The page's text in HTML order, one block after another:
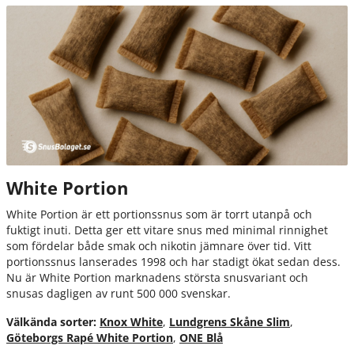
White Portion
White Portion är ett portionssnus som är torrt utanpå och
fuktigt inuti. Detta ger ett vitare snus med minimal rinnighet
som fördelar både smak och nikotin jämnare över tid. Vitt
portionssnus lanserades 1998 och har stadigt ökat sedan dess.
Nu är White Portion marknadens största snusvariant och
snusas dagligen av runt 500 000 svenskar.
Välkända sorter: Knox White, Lundgrens Skåne Slim,
Göteborgs Rapé White Portion, ONE Blå